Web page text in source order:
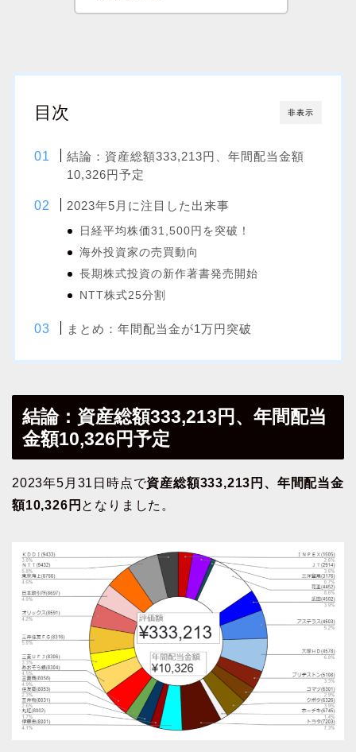
非表示
目次
結論：資産総額333,213円、年間配当金額
10,326円予定
2023年5月に注目した出来事
日経平均株価31,500円を突破！
海外投資家の売買動向
長期株式投資の新作著書発売開始
NTT株式25分割
まとめ：年間配当金が1万円突破
結論：資産総額333,213円、年間配当
金額10,326円予定
2023年5月31日時点で資産総額333,213円、年間配当金
額10,326円 となりました。